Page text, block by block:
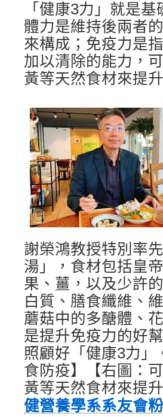
「健康3力」就是
體力是維持後兩者
來構成；免疫力是
加以清除的能力，
黃等天然食材來提升
謝榮鴻教授特別率
湯」，食材包括皇
果、薑，以及少許
白質、膳食纖維、
蘑菇中的多醣體、
是提升免疫力的好
照顧好「健康3力
食防疫】【右圖：
黃等天然食材來提
健營養學系系友會